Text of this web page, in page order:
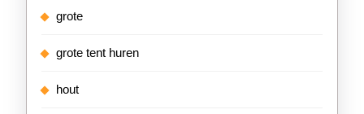
grote
grote tent huren
hout